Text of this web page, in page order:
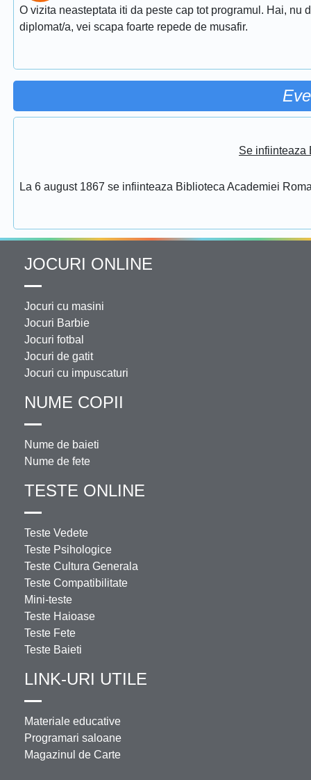
O vizita neasteptata iti da peste cap tot programul. Hai,
diplomat/a, vei scapa foarte repede de musafir.
Se infiinteaza
La 6 august 1867 se infiinteaza Biblioteca Academiei
JOCURI ONLINE
Jocuri cu masini
Jocuri Barbie
Jocuri fotbal
Jocuri de gatit
Jocuri cu impuscaturi
NUME COPII
Nume de baieti
Nume de fete
TESTE ONLINE
Teste Vedete
Teste Psihologice
Teste Cultura Generala
Teste Compatibilitate
Mini-teste
Teste Haioase
Teste Fete
Teste Baieti
LINK-URI UTILE
Materiale educative
Programari saloane
Magazinul de Carte